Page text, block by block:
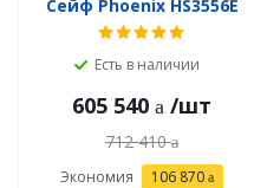
Сейф Phoenix HS3556E
Есть в наличии
605 540 /шт
712 410
Экономия 106 870